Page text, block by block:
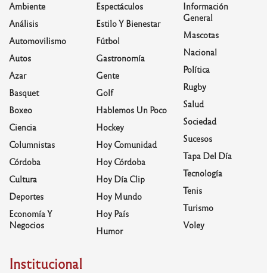
Ambiente
Análisis
Automovilismo
Autos
Azar
Basquet
Boxeo
Ciencia
Columnistas
Córdoba
Cultura
Deportes
Economía Y
Negocios
Espectáculos
Estilo Y Bienestar
Fútbol
Gastronomía
Gente
Golf
Hablemos Un Poco
Hockey
Hoy Comunidad
Hoy Córdoba
Hoy Día Clip
Hoy Mundo
Hoy País
Humor
Información
General
Mascotas
Nacional
Política
Rugby
Salud
Sociedad
Sucesos
Tapa Del Día
Tecnología
Tenis
Turismo
Voley
Institucional